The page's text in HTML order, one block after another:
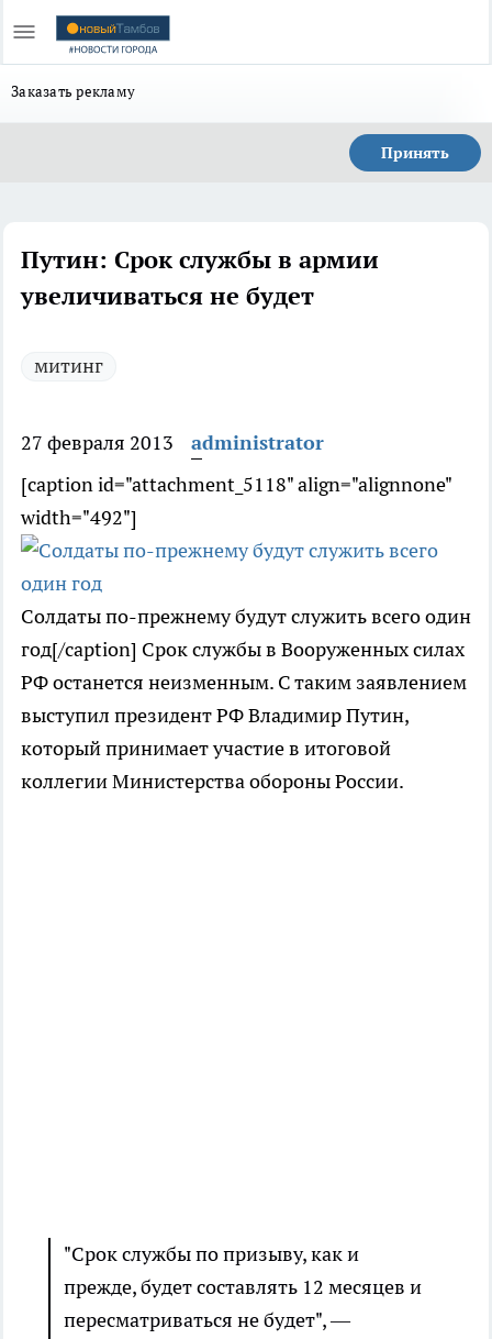
Заказать рекламу
Принять
Путин: Срок службы в армии
увеличиваться не будет
митинг
27 февраля 2013
administrator
[caption id="attachment_5118" align="alignnone"
width="492"]
Солдаты по-прежнему будут служить всего один
год[/caption] Срок службы в Вооруженных силах
РФ останется неизменным. С таким заявлением
выступил президент РФ Владимир Путин,
который принимает участие в итоговой
коллегии Министерства обороны России.
"Срок службы по призыву, как и
прежде, будет составлять 12 месяцев и
пересматриваться не будет", —